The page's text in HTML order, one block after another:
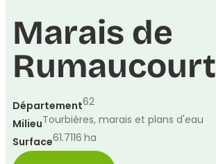
Marais de
Rumaucourt
Département62
MilieuTourbières, marais et plans d'eau
Surface61.7116 ha